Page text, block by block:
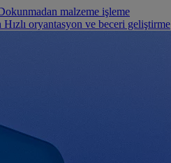
malzeme işleme
Hızlı oryantasyon ve beceri geliştirme